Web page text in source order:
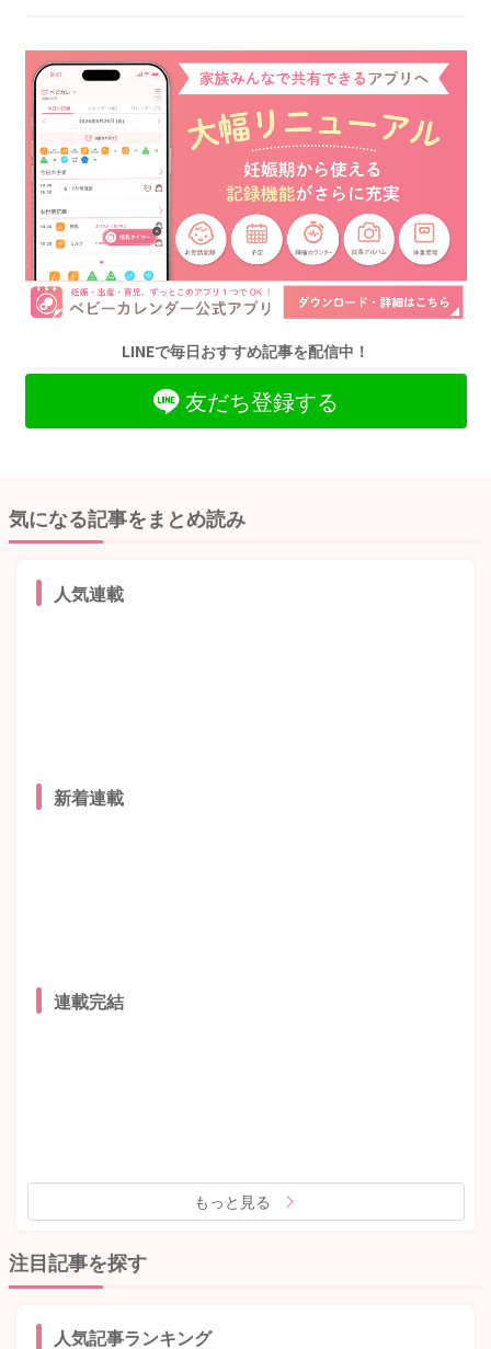
LINEで毎日おすすめ記事を配信中！
友だち登録する
気になる記事をまとめ読み
人気連載
新着連載
連載完結
もっと見る
注目記事を探す
人気記事ランキング